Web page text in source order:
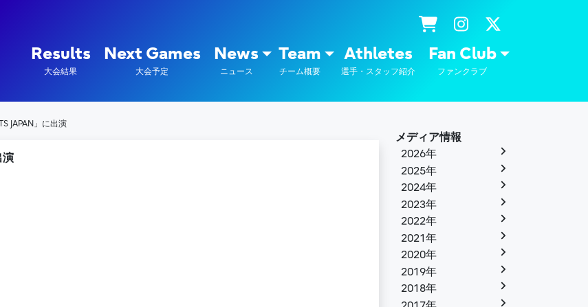
Results
大会結果
Next Games
大会予定
News
ニュース
Team
チーム概要
Athletes
選手・スタッフ紹介
Fan Club
ファンクラブ
JAPAN」に出演
演
メディア情報
2026年
2025年
2024年
2023年
2022年
2021年
2020年
2019年
2018年